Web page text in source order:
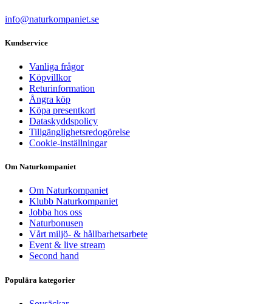
info@naturkompaniet.se
Kundservice
Vanliga frågor
Köpvillkor
Returinformation
Ångra köp
Köpa presentkort
Dataskyddspolicy
Tillgänglighetsredogörelse
Cookie-inställningar
Om Naturkompaniet
Om Naturkompaniet
Klubb Naturkompaniet
Jobba hos oss
Naturbonusen
Vårt miljö- & hållbarhetsarbete
Event & live stream
Second hand
Populära kategorier